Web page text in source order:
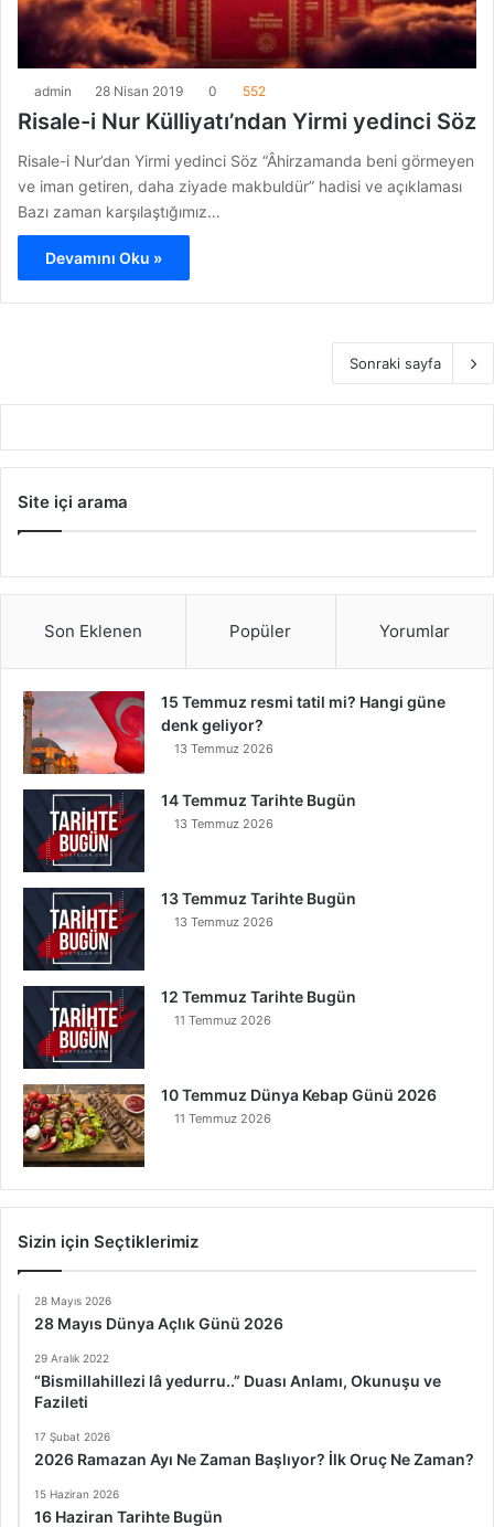
admin 28 Nisan 2019 0 552
Risale-i Nur Külliyatı’ndan Yirmi yedinci Söz
Risale-i Nur’dan Yirmi yedinci Söz “Âhirzamanda beni görmeyen
ve iman getiren, daha ziyade makbuldür” hadisi ve açıklaması
Bazı zaman karşılaştığımız…
Devamını Oku »
Sonraki sayfa
Site içi arama
Son Eklenen Popüler Yorumlar
15 Temmuz resmi tatil mi? Hangi güne
denk geliyor?
13 Temmuz 2026
14 Temmuz Tarihte Bugün
13 Temmuz 2026
13 Temmuz Tarihte Bugün
13 Temmuz 2026
12 Temmuz Tarihte Bugün
11 Temmuz 2026
10 Temmuz Dünya Kebap Günü 2026
11 Temmuz 2026
Sizin için Seçtiklerimiz
28 Mayıs 2026
28 Mayıs Dünya Açlık Günü 2026
29 Aralık 2022
“Bismillahillezi lâ yedurru..” Duası Anlamı, Okunuşu ve
Fazileti
17 Şubat 2026
2026 Ramazan Ayı Ne Zaman Başlıyor? İlk Oruç Ne Zaman?
15 Haziran 2026
16 Haziran Tarihte Bugün